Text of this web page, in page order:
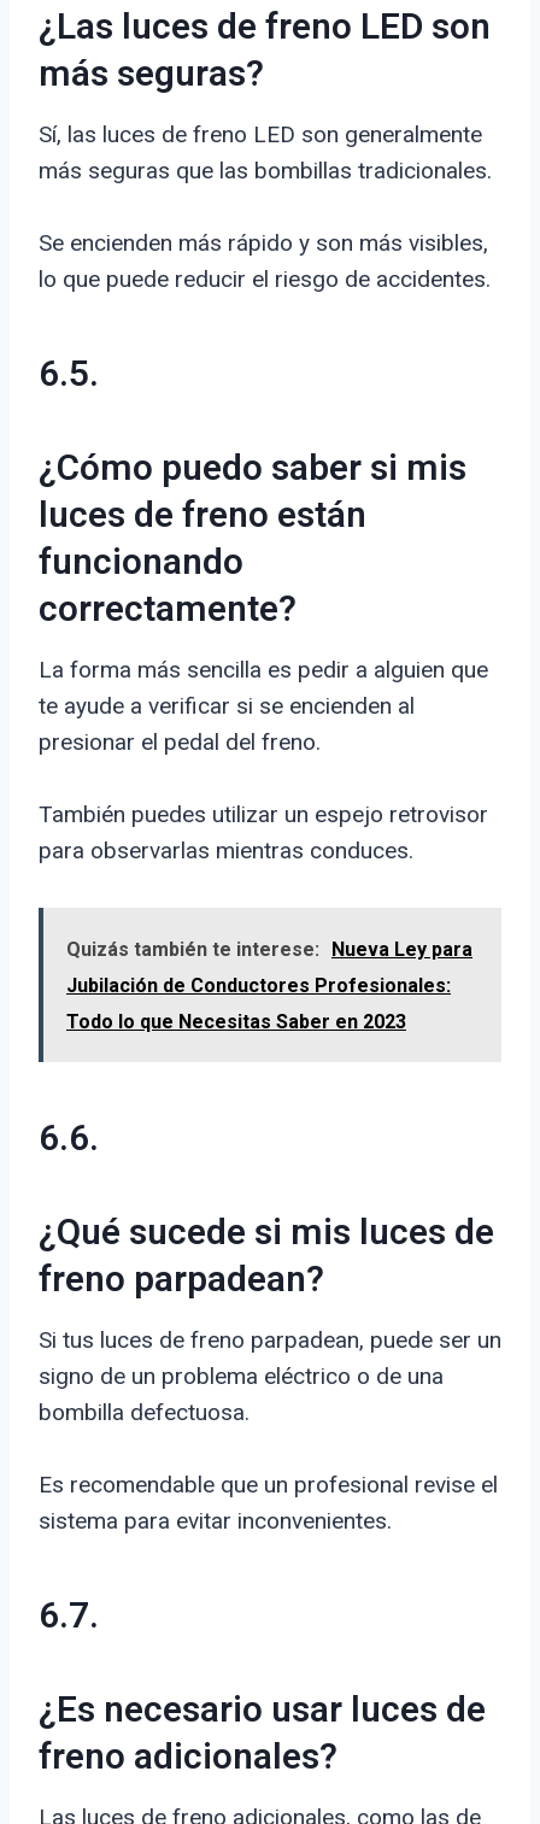
¿Las luces de freno LED son
más seguras?
Sí, las luces de freno LED son generalmente
más seguras que las bombillas tradicionales.
Se encienden más rápido y son más visibles,
lo que puede reducir el riesgo de accidentes.
6.5.
¿Cómo puedo saber si mis
luces de freno están
funcionando
correctamente?
La forma más sencilla es pedir a alguien que
te ayude a verificar si se encienden al
presionar el pedal del freno.
También puedes utilizar un espejo retrovisor
para observarlas mientras conduces.
Quizás también te interese:
Nueva Ley para
Jubilación de Conductores Profesionales:
Todo lo que Necesitas Saber en 2023
6.6.
¿Qué sucede si mis luces de
freno parpadean?
Si tus luces de freno parpadean, puede ser un
signo de un problema eléctrico o de una
bombilla defectuosa.
Es recomendable que un profesional revise el
sistema para evitar inconvenientes.
6.7.
¿Es necesario usar luces de
freno adicionales?
Las luces de freno adicionales, como las de